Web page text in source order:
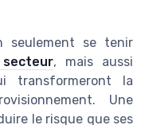
seulement se tenir
, mais aussi
transformeront la
Une
le risque que ses